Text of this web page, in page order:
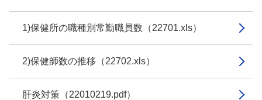
1)保健所の職種別常勤職員数（22701.xls）
2)保健師数の推移（22702.xls）
肝炎対策（22010219.pdf）